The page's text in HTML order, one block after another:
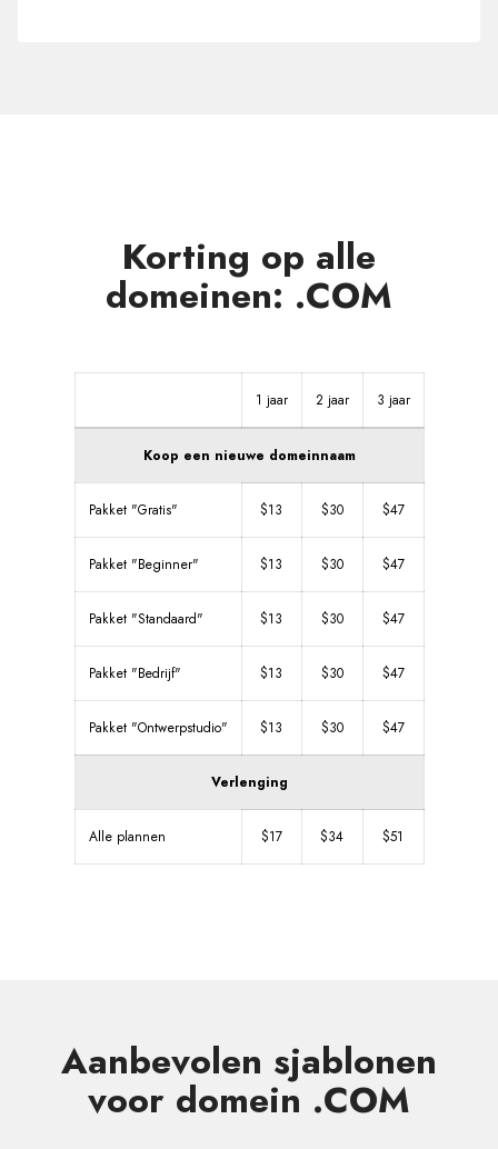
Korting op alle
domeinen: .COM
1 jaar 2 jaar 3 jaar
Koop een nieuwe domeinnaam
Pakket "Gratis" $13 $30 $47
Pakket "Beginner" $13 $30 $47
Pakket "Standaard" $13 $30 $47
Pakket "Bedrijf" $13 $30 $47
Pakket "Ontwerpstudio" $13 $30 $47
Verlenging
Alle plannen $17 $34 $51
Aanbevolen sjablonen
voor domein .COM